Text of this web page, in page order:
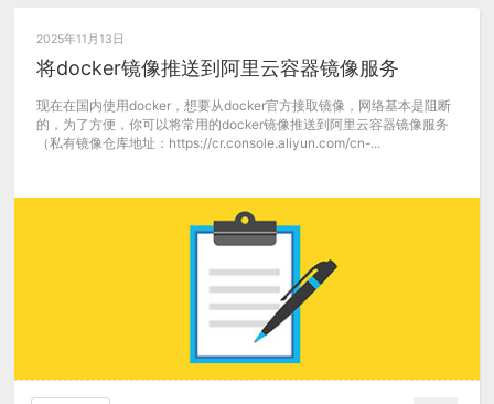
2025年11月13日
将docker镜像推送到阿里云容器镜像服务
现在在国内使用docker，想要从docker官方接取镜像，网络基本是阻断
的，为了方便，你可以将常用的docker镜像推送到阿里云容器镜像服务
（私有镜像仓库地址：https://cr.console.aliyun.com/cn-...